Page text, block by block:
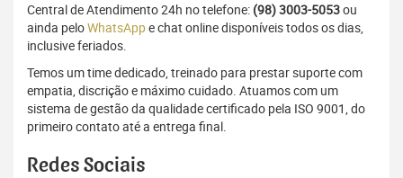
Central de Atendimento 24h no telefone: (98) 3003-5053ou
ainda peloWhatsAppe chat online disponíveis todos os dias,
inclusive feriados.
Temos um time dedicado, treinado para prestar suporte com
empatia, discrição e máximo cuidado. Atuamos com um
sistema de gestão da qualidade certificado pela ISO 9001, do
primeiro contato até a entrega final.
Redes Sociais